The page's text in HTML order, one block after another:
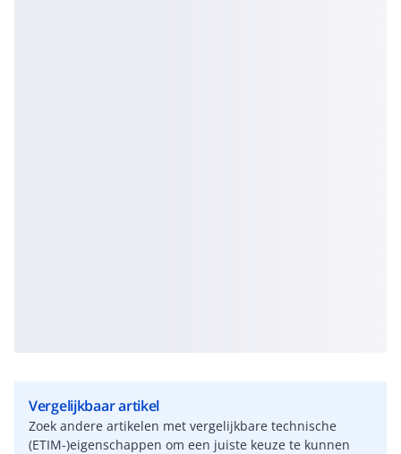
Vergelijkbaar artikel
Zoek andere artikelen met vergelijkbare technische
(ETIM-)eigenschappen om een juiste keuze te kunnen